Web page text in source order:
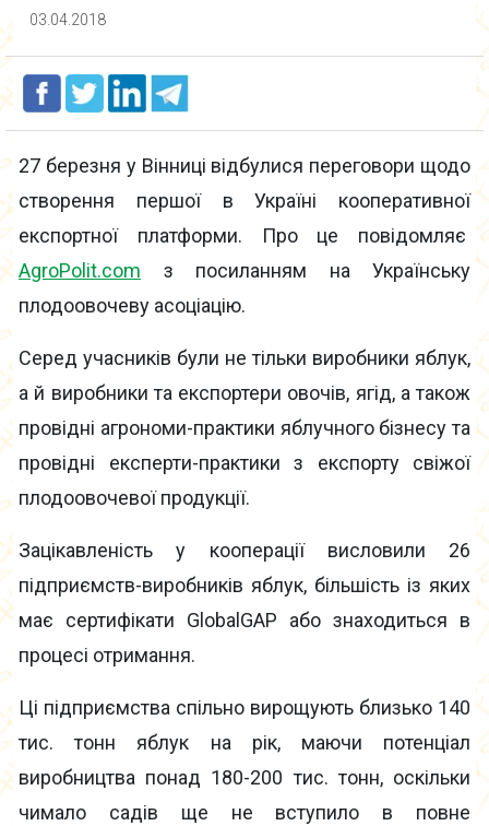
03.04.2018
27 березня у Вінниці відбулися переговори щодо
створення першої в Україні кооперативної
експортної платформи. Про це повідомляє
AgroPolit.com з посиланням на Українську
плодоовочеву асоціацію.
Серед учасників були не тільки виробники яблук,
а й виробники та експортери овочів, ягід, а також
провідні агрономи-практики яблучного бізнесу та
провідні експерти-практики з експорту свіжої
плодоовочевої продукції.
Зацікавленість у кооперації висловили 26
підприємств-виробників яблук, більшість із яких
має сертифікати GlobalGAP або знаходиться в
процесі отримання.
Ці підприємства спільно вирощують близько 140
тис. тонн яблук на рік, маючи потенціал
виробництва понад 180-200 тис. тонн, оскільки
чимало садів ще не вступило в повне